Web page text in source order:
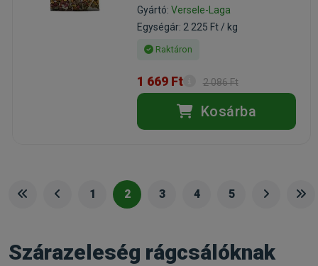
Gyártó: Versele-Laga
Egységár: 2 225 Ft / kg
Raktáron
1 669 Ft 2 086 Ft
Kosárba
1 2 3 4 5
Szárazeleség rágcsálóknak